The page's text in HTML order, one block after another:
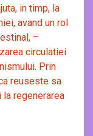
in timp, la
avand un rol
–
circulatiei
Prin
reuseste sa
regenerarea